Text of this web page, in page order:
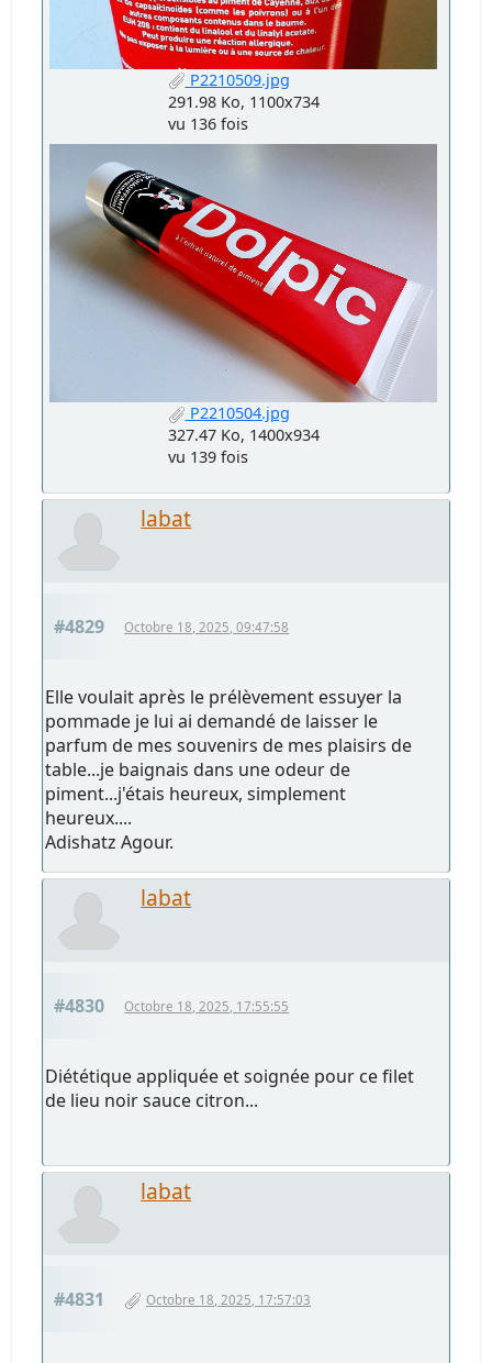
P2210509.jpg
291.98 Ko, 1100x734
vu 136 fois
P2210504.jpg
327.47 Ko, 1400x934
vu 139 fois
labat
#4829 Octobre 18, 2025, 09:47:58
Elle voulait après le prélèvement essuyer la
pommade je lui ai demandé de laisser le
parfum de mes souvenirs de mes plaisirs de
table...je baignais dans une odeur de
piment...j'étais heureux, simplement
heureux....
Adishatz Agour.
labat
#4830 Octobre 18, 2025, 17:55:55
Diététique appliquée et soignée pour ce filet
de lieu noir sauce citron...
labat
#4831 Octobre 18, 2025, 17:57:03